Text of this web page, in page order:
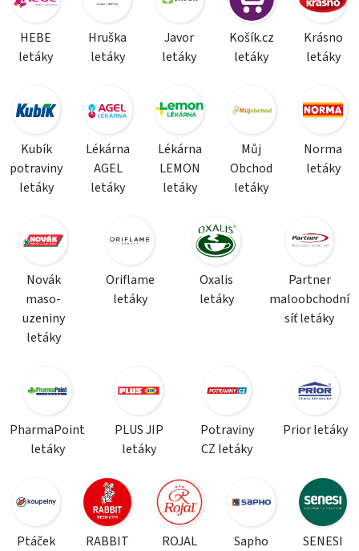
HEBE
letáky
Hruška
letáky
Javor
letáky
Košík.cz
letáky
Krásno
letáky
Kubík
potraviny
letáky
Lékárna
AGEL
letáky
Lékárna
LEMON
letáky
Můj
Obchod
letáky
Norma
letáky
Novák
maso-
uzeniny
letáky
Oriflame
letáky
Oxalis
letáky
Partner
maloobchodní
síť letáky
PharmaPoint
letáky
PLUS JIP
letáky
Potraviny
CZ letáky
Prior letáky
Ptáček
RABBIT
ROJAL
Sapho
SENESI